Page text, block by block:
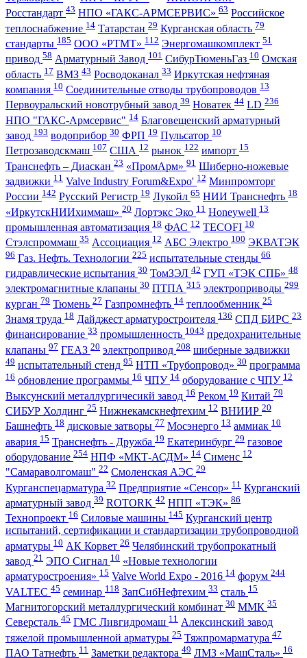
Росстандарт 43 НПО «ГАКС-АРМСЕРВИС» 63 Российское
теплоснабжение 14 Татарстан 29 Курганская область 79
стандарты 185 ООО «РТМТ» 112 Энергомашкомплект 51
привод 58 Арматурный Завод 101 СибурТюменьГаз 10 Омская
область 17 ВМЗ 43 Росводоканал 33 Иркутская нефтяная
компания 10 Соединительные отводы трубопроводов 13
Первоуральский новотрубный завод 39 Новатек 44 LD 236
НПО "ГАКС-Армсервис" 14 Благовещенский арматурный
завод 193 водоприбор 30 ФРП 19 Пульсатор 10
Петрозаводскмаш 107 США 12 рынок 122 импорт 15
Транснефть – Диаскан 23 «ПромАрм» 91 Шиберно-ножевые
задвижки 11 Valve Industry Forum&Expo' 12 Минпромторг
России 142 Русский Регистр 19 Лукойл 65 НИИ Транснефть 18
«ИркутскНИИхиммаш» 20 Лортэкс Эко 11 Honeywell 13
промышленная автоматизация 18 ФАС 12 TECOFI 10
Стэлспроммаш 35 Ассоциация 12 АБС Электро 100 ЭКВАТЭК
96 Газ. Нефть. Технологии 225 испытательные стенды 66
гидравлические испытания 30 ТомЗЭЛ 42 ГУП «ТЭК СПБ» 48
электромагнитные клапаны 30 ПТПА 315 электроприводы 299
курган 79 Тюмень 27 Газпромнефть 14 теплообменник 25
Знамя труда 18 Дайджест арматуростроителя 136 СПД БИРС 23
финансирование 33 промышленность 1043 предохранительные
клапаны 97 ГЕАЗ 20 электропривод 208 шиберные задвижки
49 испытательный стенд 95 НТП «Трубопровод» 30 программа
16 обновление программы 16 ЧПУ 14 оборудование с ЧПУ 12
Выксунский металлургичесикй завод 16 Реком 19 Китай 79
СИБУР Холдинг 25 Нижнекамскнефтехим 12 ВНИИР 20
Башнефть 18 дисковые затворы 77 Мосэнерго 13 аммиак 10
авария 15 Транснефть - Дружба 19 Екатеринбург 29 газовое
оборудование 254 НПФ «МКТ-АСДМ» 14 Сименс 12
"Самараволгомаш" 22 Смоленская АЭС 29
Курганспецарматура 32 Предприятие «Сенсор» 11 Курганский
арматурный завод 39 ROTORK 42 НПП «ТЭК» 86
Технопроект 16 Силовые машины 145 Курганский центр
испытаний, сертификации и стандартизации трубопроводной
арматуры 10 АК Корвет 26 Челябинский трубопрокатный
завод 21 ЭПО Сигнал 10 «Новые технологии
арматуростроения» 15 Valve World Expo - 2016 14 форум 244
VALTEC 45 семинар 118 ЗапСибНефтехим 33 сталь 15
Магнитогорский металлургический комбинат 30 ММК 35
Северсталь 45 ГМС Ливгидромаш 11 Алексинский завод
тяжелой промышленной арматуры 25 Тяжпромарматура 47
ПАО Татнефть 11 Заметки редактора 49 ЛМЗ «МашСталь» 16